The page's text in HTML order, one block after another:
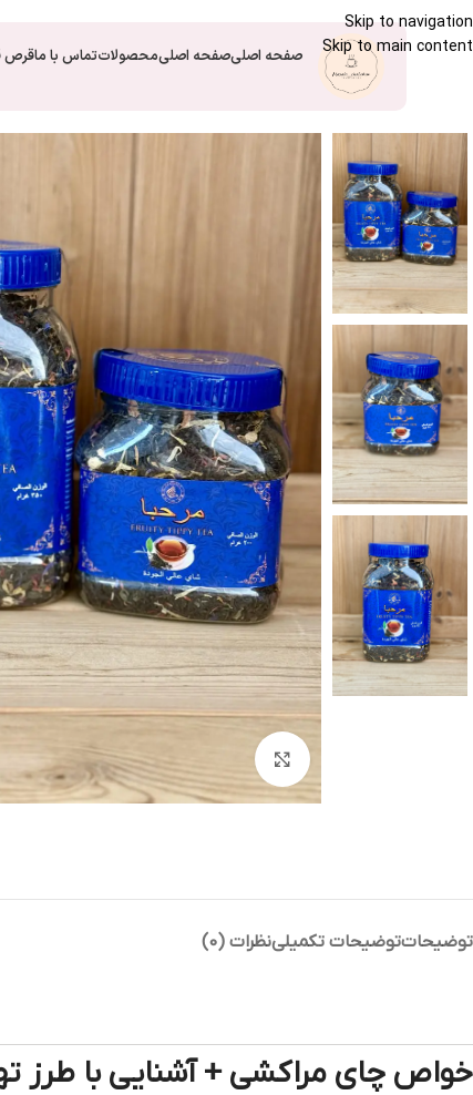
Skip to navigation
Skip to main content
صفحه اصلیصفحه اصلیمحصولاتتماس با ماقرص
بزرگنمایی تصویر
توضیحاتتوضیحات تکمیلینظرات (0)
خواص چای مراکشی + آشنایی با طرز